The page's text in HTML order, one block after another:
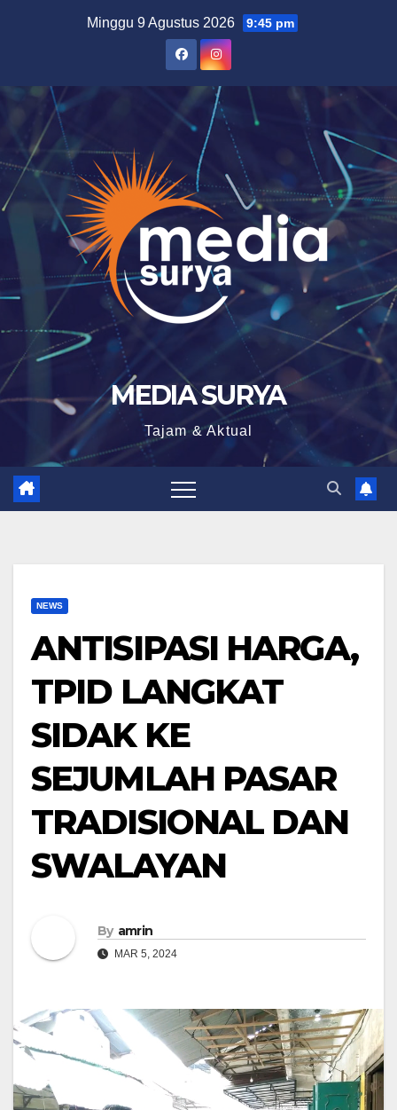
Minggu 9 Agustus 2026 9:45 pm
MEDIA SURYA
Tajam & Aktual
NEWS
ANTISIPASI HARGA,
TPID LANGKAT
SIDAK KE
SEJUMLAH PASAR
TRADISIONAL DAN
SWALAYAN
By amrin
MAR 5, 2024